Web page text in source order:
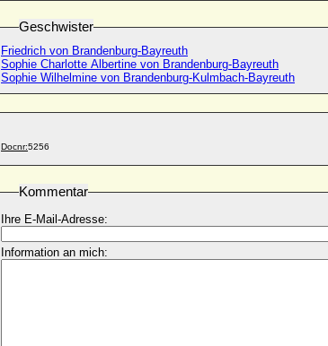
Geschwister
Friedrich von Brandenburg-Bayreuth
Sophie Charlotte Albertine von Brandenburg-Bayreuth
Sophie Wilhelmine von Brandenburg-Kulmbach-Bayreuth
Docnr:5256
Kommentar
Ihre E-Mail-Adresse:
Information an mich: